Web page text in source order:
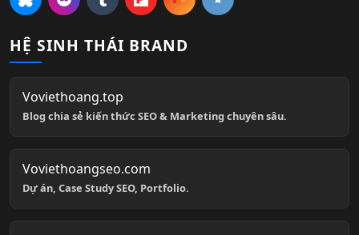
HỆ SINH THÁI BRAND
Voviethoang.top
Blog chia sẻ kiến thức SEO & Marketing chuyên sâu.
Voviethoangseo.com
Dự án, Case Study SEO, Portfolio.